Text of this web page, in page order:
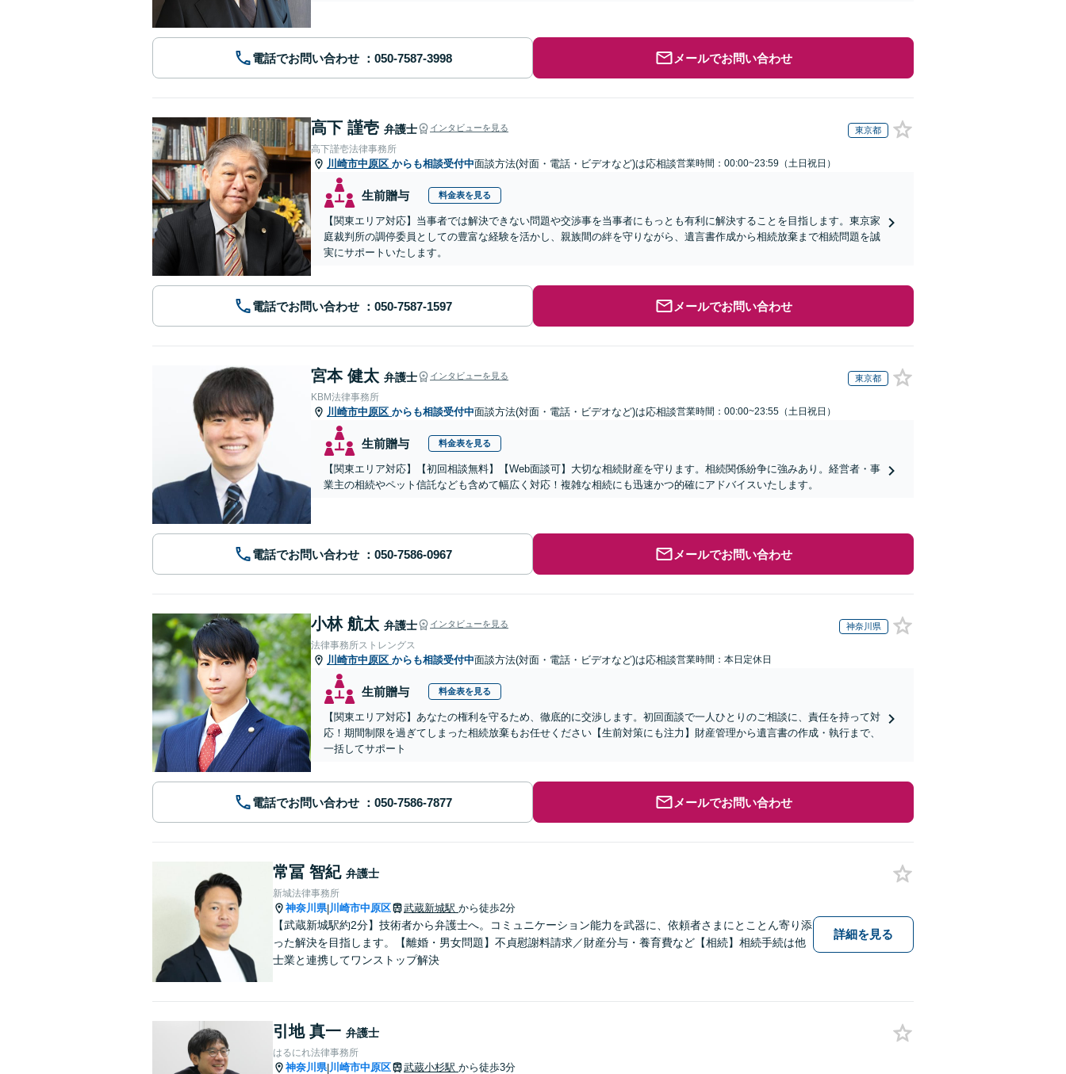
電話でお問い合わせ メールでお問い合わせ
高下 謹壱 弁護士 インタビューを見る 東京都
高下謹壱法律事務所
川崎市中原区 からも相談受付中面談方法(対面・電話・ビデオなど)は応相談営業時間：00:00~23:59（土日祝日）
生前贈与 料金表を見る
【関東エリア対応】当事者では解決できない問題や交渉事を当事者にもっとも有利に解決することを目指します。東京家
庭裁判所の調停委員としての豊富な経験を活かし、親族間の絆を守りながら、遺言書作成から相続放棄まで相続問題を誠
実にサポートいたします。
電話でお問い合わせ メールでお問い合わせ
宮本 健太 弁護士 インタビューを見る 東京都
KBM法律事務所
川崎市中原区 からも相談受付中面談方法(対面・電話・ビデオなど)は応相談営業時間：00:00~23:55（土日祝日）
生前贈与 料金表を見る
【関東エリア対応】【初回相談無料】【Web面談可】大切な相続財産を守ります。相続関係紛争に強みあり。経営者・事
業主の相続やペット信託なども含めて幅広く対応！複雑な相続にも迅速かつ的確にアドバイスいたします。
電話でお問い合わせ メールでお問い合わせ
小林 航太 弁護士 インタビューを見る 神奈川県
法律事務所ストレングス
川崎市中原区 からも相談受付中面談方法(対面・電話・ビデオなど)は応相談営業時間：本日定休日
生前贈与 料金表を見る
【関東エリア対応】あなたの権利を守るため、徹底的に交渉します。初回面談で一人ひとりのご相談に、責任を持って対
応！期間制限を過ぎてしまった相続放棄もお任せください【生前対策にも注力】財産管理から遺言書の作成・執行まで、
一括してサポート
電話でお問い合わせ メールでお問い合わせ
常冨 智紀 弁護士
新城法律事務所
神奈川県|川崎市中原区 武蔵新城駅 から徒歩2分
【武蔵新城駅約2分】技術者から弁護士へ。コミュニケーション能力を武器に、依頼者さまにとことん寄り添
った解決を目指します。【離婚・男女問題】不貞慰謝料請求／財産分与・養育費など【相続】相続手続は他
士業と連携してワンストップ解決
詳細を見る
引地 真一 弁護士
はるにれ法律事務所
神奈川県|川崎市中原区 武蔵小杉駅 から徒歩3分